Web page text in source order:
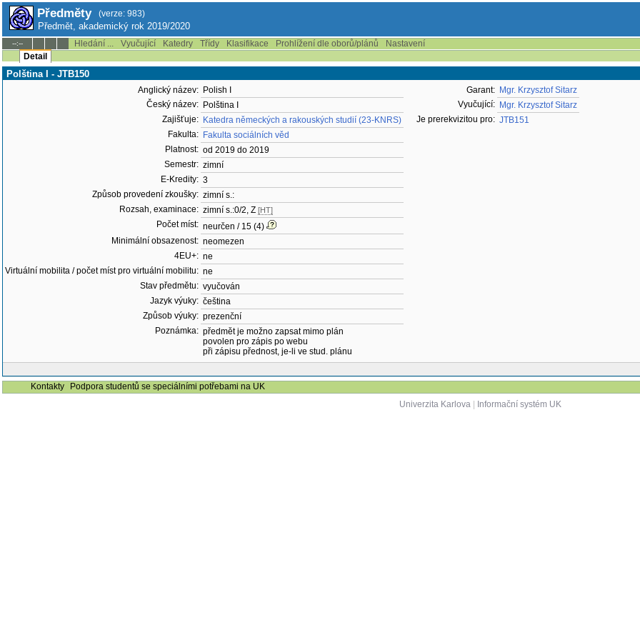
Předměty (verze: 983)
Předmět, akademický rok 2019/2020
--:-- Hledání ... Vyučující Katedry Třídy Klasifikace Prohlížení dle oborů/plánů
Nastavení
Detail
Polština I - JTB150
Anglický název: Polish I
Český název: Polština I
Zajišťuje: Katedra německých a rakouských studií (23-KNRS)
Fakulta: Fakulta sociálních věd
Platnost: od 2019 do 2019
Semestr: zimní
E-Kredity: 3
Způsob provedení zkoušky: zimní s.:
Rozsah, examinace: zimní s.:0/2, Z [HT]
Počet míst: neurčen / 15 (4)
Minimální obsazenost: neomezen
4EU+: ne
Virtuální mobilita / počet míst pro virtuální mobilitu: ne
Stav předmětu: vyučován
Jazyk výuky: čeština
Způsob výuky: prezenční
Poznámka: předmět je možno zapsat mimo plán
povolen pro zápis po webu
při zápisu přednost, je-li ve stud. plánu
Garant: Mgr. Krzysztof Sitarz
Vyučující: Mgr. Krzysztof Sitarz
Je prerekvizitou pro: JTB151
Kontakty
Podpora studentů se speciálními potřebami na UK
Univerzita Karlova| Informační systém UK